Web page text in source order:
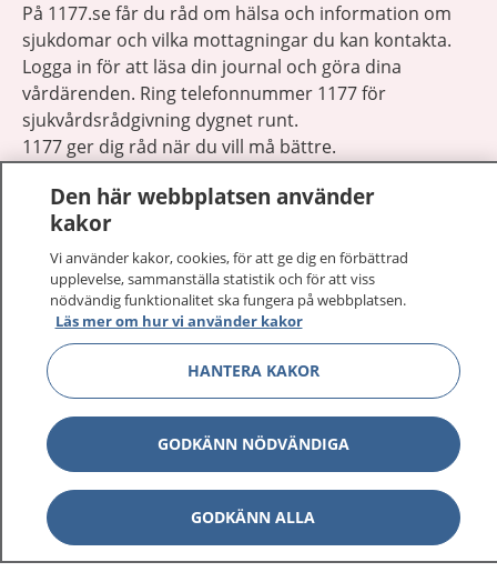
På 1177.se får du råd om hälsa och information om
sjukdomar och vilka mottagningar du kan kontakta.
Logga in för att läsa din journal och göra dina
vårdärenden. Ring telefonnummer 1177 för
sjukvårdsrådgivning dygnet runt.
1177 ger dig råd när du vill må bättre.
1177 på flera språk
Om 1177 Visa
Kontakt
Behandling av personuppgifter
Hantering av kakor
Den här webbplatsen använder
kakor
Vi använder kakor, cookies, för att ge dig en förbättrad
upplevelse, sammanställa statistik och för att viss
nödvändig funktionalitet ska fungera på webbplatsen.
Läs mer om hur vi använder kakor
HANTERA KAKOR
GODKÄNN NÖDVÄNDIGA
GODKÄNN ALLA